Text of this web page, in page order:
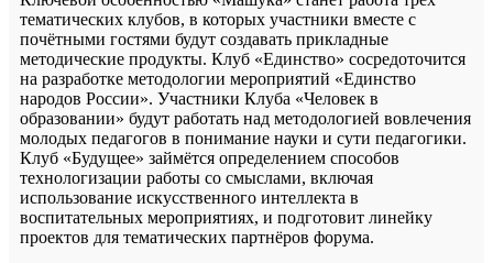
тематических клубов, в которых участники вместе с
почётными гостями будут создавать прикладные
методические продукты. Клуб «Единство» сосредоточится
на разработке методологии мероприятий «Единство
народов России». Участники Клуба «Человек в
образовании» будут работать над методологией вовлечения
молодых педагогов в понимание науки и сути педагогики.
Клуб «Будущее» займётся определением способов
технологизации работы со смыслами, включая
использование искусственного интеллекта в
воспитательных мероприятиях, и подготовит линейку
проектов для тематических партнёров форума.